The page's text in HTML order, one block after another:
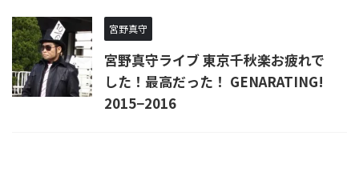
宮野真守
宮野真守ライブ 東京千秋楽お疲れで
した！最高だった！ GENARATING!
2015−2016